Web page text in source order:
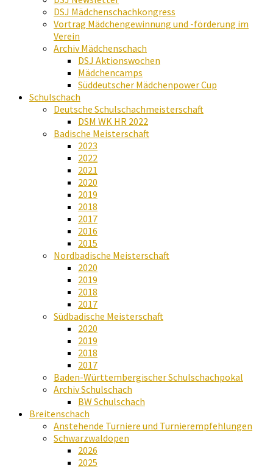
DSJ Mädchenschachkongress
Vortrag Mädchengewinnung und -förderung im
Verein
Archiv Mädchenschach
DSJ Aktionswochen
Mädchencamps
Süddeutscher Mädchenpower Cup
Schulschach
Deutsche Schulschachmeisterschaft
DSM WK HR 2022
Badische Meisterschaft
2023
2022
2021
2020
2019
2018
2017
2016
2015
Nordbadische Meisterschaft
2020
2019
2018
2017
Südbadische Meisterschaft
2020
2019
2018
2017
Baden-Württembergischer Schulschachpokal
Archiv Schulschach
BW Schulschach
Breitenschach
Anstehende Turniere und Turnierempfehlungen
Schwarzwaldopen
2026
2025